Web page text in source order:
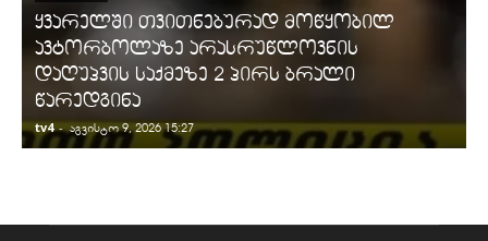
ყვარელში თვითნებურად მოწყობილ
ავტორბოლაზე არასრუწლოვნის
დაღუპვის საქმეზე 2 პირს ბრალი
წარედგინა
tv4 - აგვისტო 9, 2026 15:27